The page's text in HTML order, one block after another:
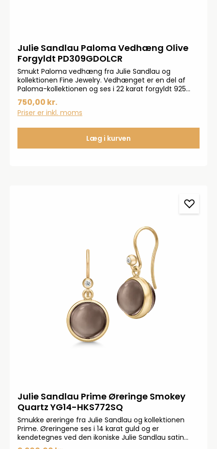
Julie Sandlau Paloma Vedhæng Olive
Forgyldt PD309GDOLCR
Smukt Paloma vedhæng fra Julie Sandlau og
kollektionen Fine Jewelry. Vedhænget er en del af
Paloma-kollektionen og ses i 22 karat forgyldt 925
sterlingsølv og ses med pear cabochon krystal.Måler
18,2x10,7 mm
750,00 kr.
Priser er inkl. moms
Læg i kurven
Julie Sandlau Prime Øreringe Smokey
Quartz YG14-HKS772SQ
Smukke øreringe fra Julie Sandlau og kollektionen
Prime. Øreringene ses i 14 karat guld og er
kendetegnes ved den ikoniske Julie Sandlau satin
finish. Øreringene ses med en cabochon slebet